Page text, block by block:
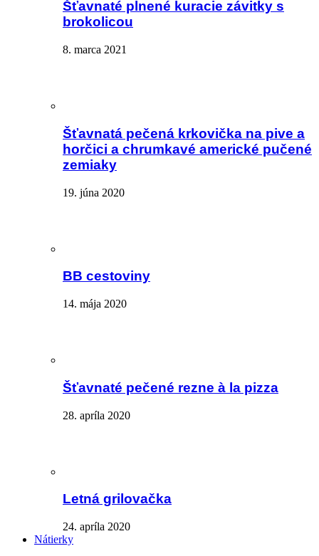
Šťavnaté plnené kuracie závitky s
brokolicou
8. marca 2021
Šťavnatá pečená krkovička na pive a
horčici a chrumkavé americké pučené
zemiaky
19. júna 2020
BB cestoviny
14. mája 2020
Šťavnaté pečené rezne à la pizza
28. apríla 2020
Letná grilovačka
24. apríla 2020
Nátierky